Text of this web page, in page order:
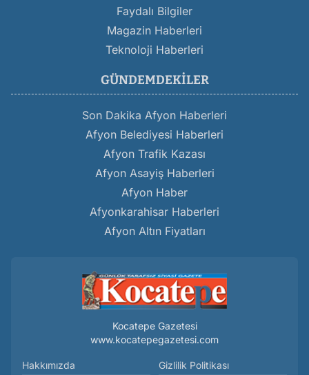
Faydalı Bilgiler
Magazin Haberleri
Teknoloji Haberleri
GÜNDEMDEKILER
Son Dakika Afyon Haberleri
Afyon Belediyesi Haberleri
Afyon Trafik Kazası
Afyon Asayiş Haberleri
Afyon Haber
Afyonkarahisar Haberleri
Afyon Altın Fiyatları
Kocatepe Gazetesi
www.kocatepegazetesi.com
Hakkımızda Gizlilik Politikası